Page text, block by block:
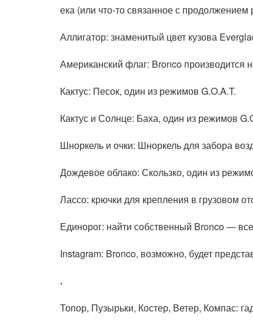
ека (или что-то связанное с
Аллигатор: знаменитый цвет кузова
Американский флаг: Bronco производится
Кактус: Песок, один из режимов G.O.A.T.
Кактус и Солнце: Баха, один из режимов
Шноркель и очки: Шноркель для забора
Дождевое облако: Скользко, один из
Лассо: крючки для крепления в грузовом
Единорог: найти собственный Bronco —
Instagram: Bronco, возможно, будет
.
Топор, Пузырьки, Костер, Ветер, Компас: